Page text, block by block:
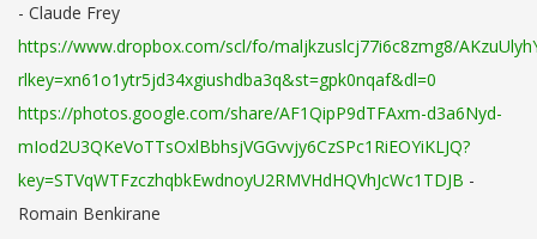
- Claude Frey
https://www.dropbox.com/scl/fo/maljkzuslcj77i6c8zmg8/
rlkey=xn61o1ytr5jd34xgiushdba3q&st=gpk0nqaf&dl=0
https://photos.google.com/share/AF1QipP9dTFAxm-d3a6Nyd-
mIod2U3QKeVoTTsOxlBbhsjVGGvvjy6CzSPc1RiEOYiKLJQ?
key=STVqWTFzczhqbkEwdnoyU2RMVHdHQVhJcWc1TDJB -
Romain Benkirane